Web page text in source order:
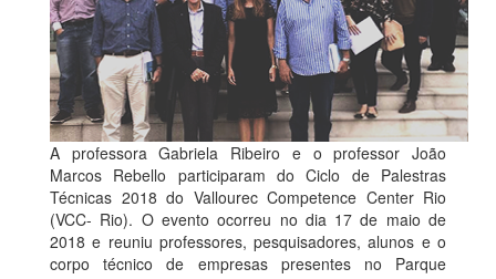
A professora Gabriela Ribeiro e o professor João
Marcos Rebello participaram do Ciclo de Palestras
Técnicas 2018 do Vallourec Competence Center Rio
(VCC- Rio). O evento ocorreu no dia 17 de maio de
2018 e reuniu professores, pesquisadores, alunos e o
corpo técnico de empresas presentes no Parque